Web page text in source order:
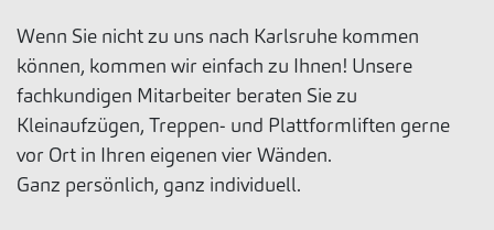
Wenn Sie nicht zu uns nach Karlsruhe kommen
können, kommen wir einfach zu Ihnen! Unsere
fachkundigen Mitarbeiter beraten Sie zu
Kleinaufzügen, Treppen- und Plattformliften gerne
vor Ort in Ihren eigenen vier Wänden.
Ganz persönlich, ganz individuell.